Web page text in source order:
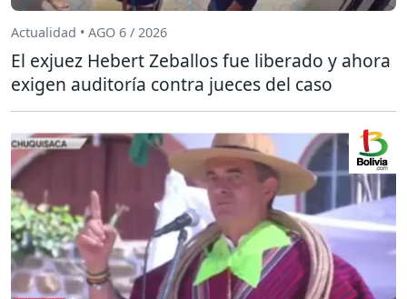
Actualidad • AGO 6 / 2026
El exjuez Hebert Zeballos fue liberado y ahora
exigen auditoría contra jueces del caso